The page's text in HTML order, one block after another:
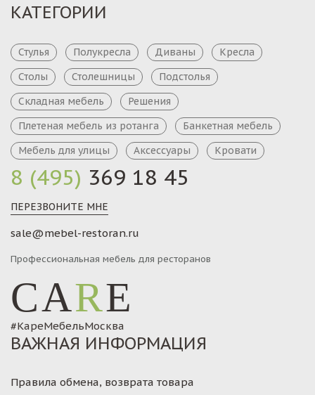
8 (495) 369 18 45
ПЕРЕЗВОНИТЕ МНЕ
sale@mebel-restoran.ru
Профессиональная мебель для ресторанов
CARE
#КареМебельМосква
КАТЕГОРИИ
Стулья Полукресла Диваны
Кресла
Столы
Столешницы
Подстолья
Складная мебель
Решения
Плетеная мебель из ротанга
Банкетная мебель
Мебель для улицы
Аксессуары Кровати
ВАЖНАЯ ИНФОРМАЦИЯ
Правила обмена, возврата товара